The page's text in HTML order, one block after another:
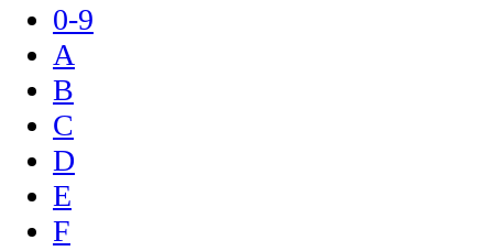
0-9
A
B
C
D
E
F